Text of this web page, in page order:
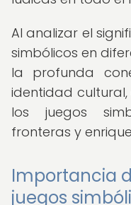
Al analizar el
simbólicos en
la profunda
identidad
los juegos
fronteras y
Importancia
juegos